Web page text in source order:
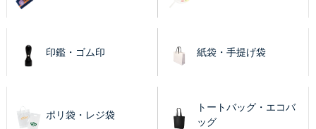
印鑑・ゴム印 紙袋・手提げ袋
ポリ袋・レジ袋
トートバッグ・エコバ
ッグ